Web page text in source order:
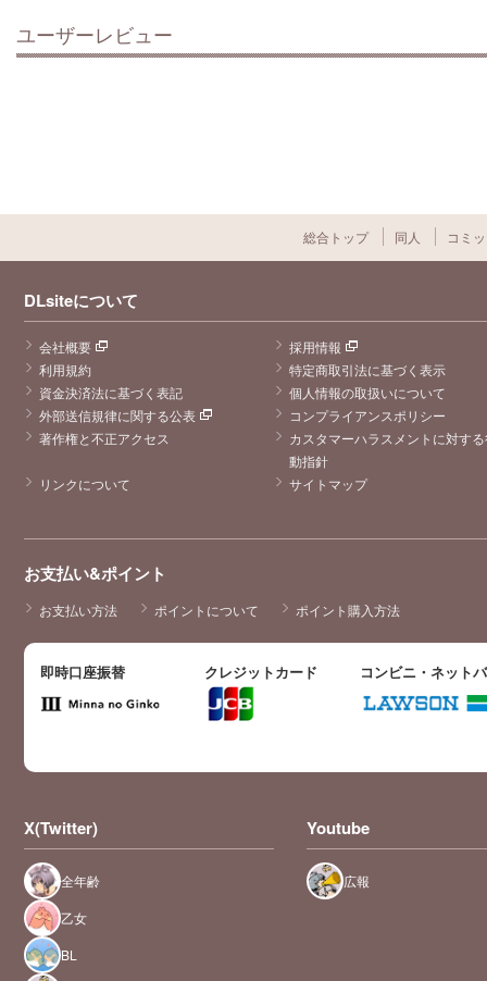
ユーザーレビュー
総合トップ 同人 コミ
DLsiteについて
会社概要
採用情報
利用規約
特定商取引法に基づく表示
資金決済法に基づく表記
個人情報の取扱いについて
外部送信規律に関する公表
コンプライアンスポリシー
著作権と不正アクセス
カスタマーハラスメントに対す
動指針
リンクについて
サイトマップ
お支払い&ポイント
お支払い方法 ポイントについて ポイント購入方法
即時口座振替 クレジットカード コンビニ・ネット
X(Twitter)
全年齢
乙女
BL
Youtube
広報